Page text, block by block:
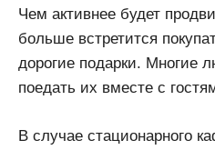
Чем активнее будет
больше встретится
дорогие подарки. Многие
поедать их вместе с
В случае стационарного